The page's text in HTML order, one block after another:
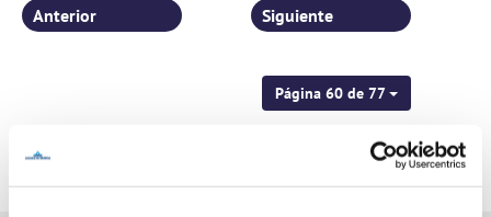
Página 60 de 77
Anterior Siguiente